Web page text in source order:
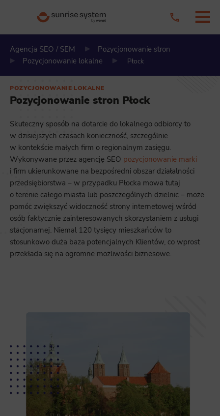
Agencja SEO / SEM
Pozycjonowanie stron
Pozycjonowanie lokalne
Płock
POZYCJONOWANIE LOKALNE
Pozycjonowanie stron Płock
Skuteczny sposób na dotarcie do lokalnego odbiorcy to
w dzisiejszych czasach konieczność, szczególnie
w kontekście małych firm o regionalnym zasięgu.
Wykonywane przez agencję SEO pozycjonowanie marki
i firm ukierunkowane na bezpośredni obszar działalności
przedsiębiorstwa – w przypadku Płocka mowa tutaj
o terenie całego miasta lub poszczególnych dzielnic – może
pomóc zwiększyć widoczność strony internetowej wśród
osób faktycznie zainteresowanych skorzystaniem z usługi
stacjonarnej. Niemal 120 tysięcy mieszkańców to
stosunkowo duża baza potencjalnych Klientów, co wprost
przekłada się na ogromne możliwości biznesowe.